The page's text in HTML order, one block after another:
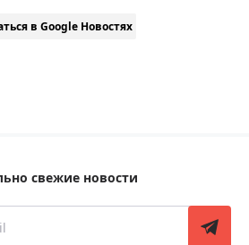
в Google Новостях
свежие новости